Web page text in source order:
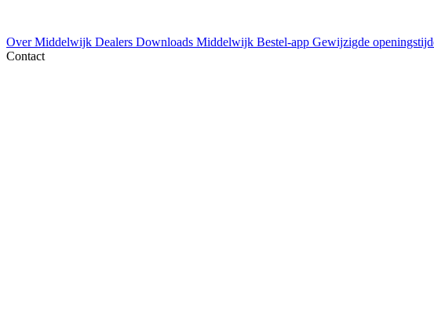
Over Middelwijk Dealers Downloads Middelwijk Bestel-app Gewijzigde
Contact